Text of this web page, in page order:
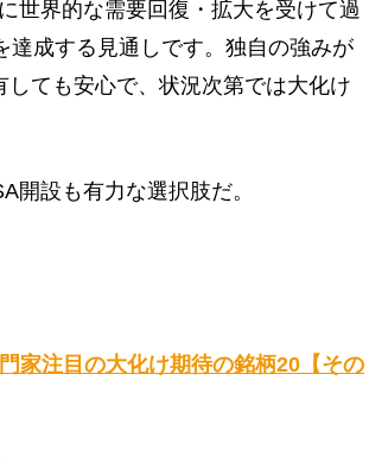
界的な需要回復・拡大を受けて過
成する見通しです。独自の強みが
ても安心で、状況次第では大化け
設も有力な選択肢だ。
家注目の大化け期待の銘柄20【その